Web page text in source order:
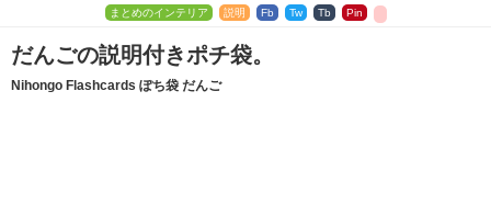
まとめのインテリア 説明 Fb Tw Tb Pin
だんごの説明付きポチ袋。
Nihongo Flashcards ぽち袋 だんご